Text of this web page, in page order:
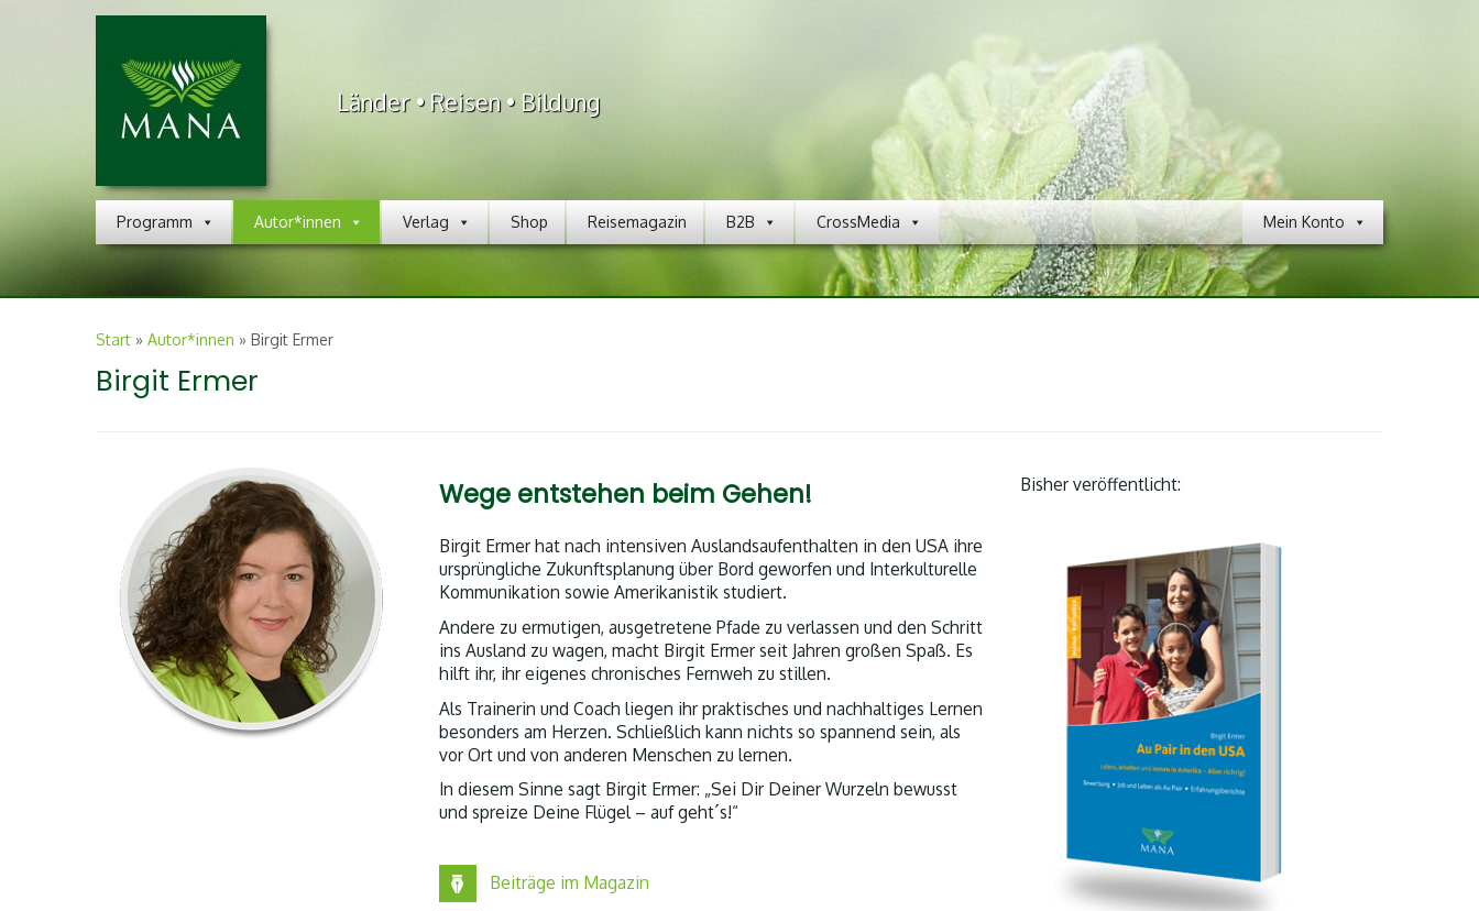
Länder • Reisen • Bildung
Programm Autor*innen Verlag Shop Reisemagazin B2B Mein Konto
CrossMedia
Start » Autor*innen » Birgit Ermer
Birgit Ermer
Wege entstehen beim Gehen!
Birgit Ermer hat nach intensiven Auslandsaufenthalten in den USA ihre
ursprüngliche Zukunftsplanung über Bord geworfen und Interkulturelle
Kommunikation sowie Amerikanistik studiert.
Andere zu ermutigen, ausgetretene Pfade zu verlassen und den Schritt
ins Ausland zu wagen, macht Birgit Ermer seit Jahren großen Spaß. Es
hilft ihr, ihr eigenes chronisches Fernweh zu stillen.
Als Trainerin und Coach liegen ihr praktisches und nachhaltiges Lernen
besonders am Herzen. Schließlich kann nichts so spannend sein, als
vor Ort und von anderen Menschen zu lernen.
In diesem Sinne sagt Birgit Ermer: „Sei Dir Deiner Wurzeln bewusst
und spreize Deine Flügel – auf geht´s!“
Beiträge im Magazin
Bisher veröffentlicht: